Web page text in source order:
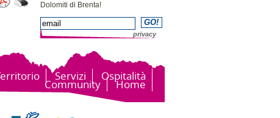
Dolomiti di Brenta!
privacy
Servizi Ospitalità
Community Home